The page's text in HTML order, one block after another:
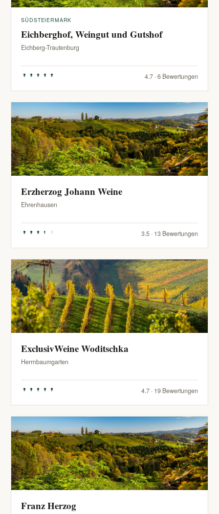
SÜDSTEIERMARK
Eichberghof, Weingut und Gutshof
Eichberg-Trautenburg
4.7 · 6 Bewertungen
Erzherzog Johann Weine
Ehrenhausen
3.5 · 13 Bewertungen
ExclusivWeine Woditschka
Herrnbaumgarten
4.7 · 19 Bewertungen
Franz Herzog